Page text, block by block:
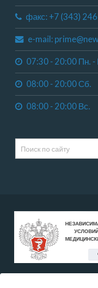
факс: +7 (343)
e-mail:
07:30 - 20:00 Пн. -
08:00 - 20:00 Сб.
08:00 - 20:00 Вс.